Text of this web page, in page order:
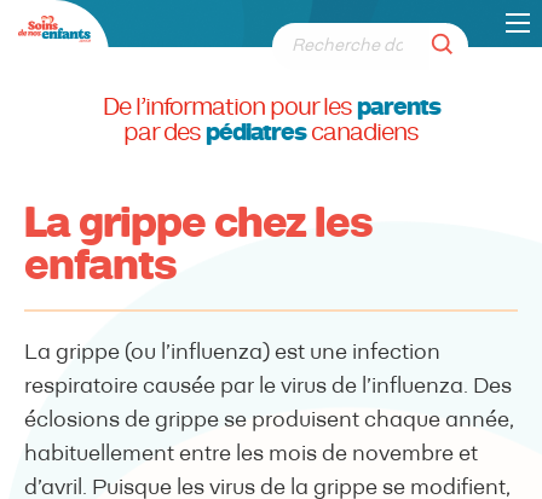
De l’information pour les parents
par des pédiatrescanadiens
La grippe chez les
enfants
La grippe (ou l’influenza) est une infection
respiratoire causée par le virus de l’influenza. Des
éclosions de grippe se produisent chaque année,
habituellement entre les mois de novembre et
d’avril. Puisque les virus de la grippe se modifient,